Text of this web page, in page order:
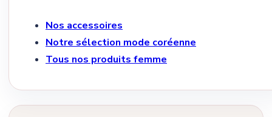
Nos accessoires
Notre sélection mode coréenne
Tous nos produits femme